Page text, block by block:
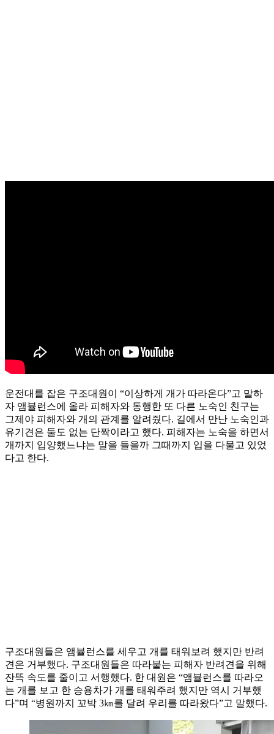
운전대를 잡은 구조대원이 “이상하게 개가 따라온다”고 말하
자 앰뷸런스에 올라 피해자와 동행한 또 다른 노숙인 친구는
그제야 피해자와 개의 관계를 알려줬다. 길에서 만난 노숙인과
유기견은 둘도 없는 단짝이라고 했다. 피해자는 노숙을 하면서
개까지 입양했느냐는 말을 들을까 그때까지 입을 다물고 있었
다고 한다.
구조대원들은 앰뷸런스를 세우고 개를 태워보려 했지만 반려
견은 거부했다. 구조대원들은 따라붙는 피해자 반려견을 위해
잔뜩 속도를 줄이고 서행했다. 한 대원은 “앰뷸런스를 따라오
는 개를 보고 한 승용차가 개를 태워주려 했지만 역시 거부했
다”며 “병원까지 꼬박 3㎞를 달려 우리를 따라왔다”고 말했다.